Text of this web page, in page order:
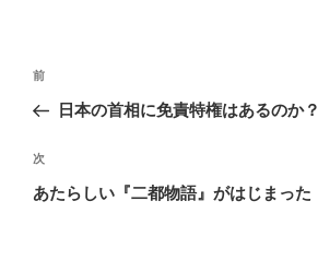
投
ナ
ビ
ゲ
前
の
稿
前
日本の首相に免責特権はあるのか？
次
の
次
あたらしい『二都物語』がはじまった